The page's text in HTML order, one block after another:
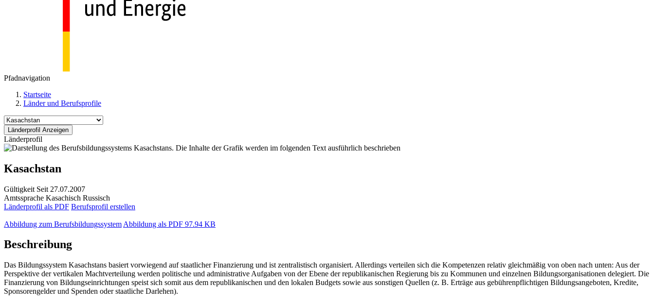
Pfadnavigation
Startseite
Länder und Berufsprofile
Länderprofil
Kasachstan
Gültigkeit Seit 27.07.2007
Amtssprache Kasachisch Russisch
Länderprofil als PDF Berufsprofil erstellen
Abbildung zum Berufsbildungssystem Abbildung als PDF 97.94 KB
Beschreibung
Das Bildungssystem Kasachstans basiert vorwiegend auf staatlicher Finanzierung und ist zentralistisch organisiert. Allerdings verteilen sich die Kompetenzen relativ gleichmäßig von oben nach unten: Aus der
Perspektive der vertikalen Machtverteilung werden politische und administrative Aufgaben von der Ebene der republikanischen Regierung bis zu Kommunen und einzelnen Bildungsorganisationen delegiert. Die
Finanzierung von Bildungseinrichtungen speist sich somit aus dem republikanischen und den lokalen Budgets sowie aus sonstigen Quellen (z. B. Erträge aus gebührenpflichtigen Bildungsangeboten, Kredite,
Sponsorengelder und Spenden oder staatliche Darlehen).